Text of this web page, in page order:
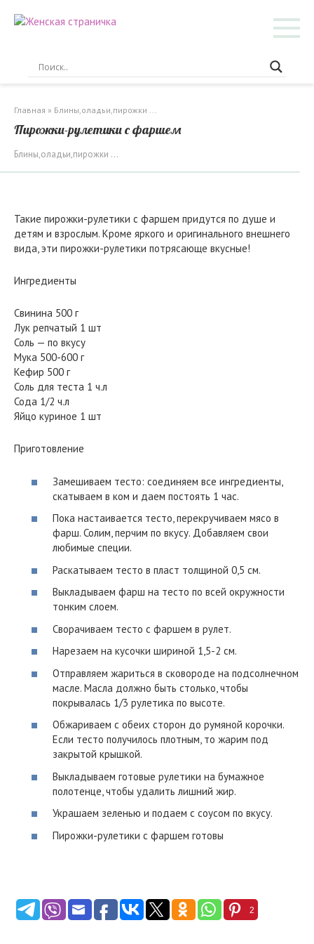
Главная » Блины,оладьи,пирожки ...
Пирожки-рулетики с фаршем
Блины,оладьи,пирожки ...
Такие пирожки-рулетики с фаршем придутся по душе и
детям и взрослым. Кроме яркого и оригинального внешнего
вида, эти пирожки-рулетики потрясающе вкусные!
Ингредиенты
Свинина 500 г
Лук репчатый 1 шт
Соль — по вкусу
Мука 500-600 г
Кефир 500 г
Соль для теста 1 ч.л
Сода 1/2 ч.л
Яйцо куриное 1 шт
Приготовление
Замешиваем тесто: соединяем все ингредиенты,
скатываем в ком и даем постоять 1 час.
Пока настаивается тесто, перекручиваем мясо в
фарш. Солим, перчим по вкусу. Добавляем свои
любимые специи.
Раскатываем тесто в пласт толщиной 0,5 см.
Выкладываем фарш на тесто по всей окружности
тонким слоем.
Сворачиваем тесто с фаршем в рулет.
Нарезаем на кусочки шириной 1,5-2 см.
Отправляем жариться в сковороде на подсолнечном
масле. Масла должно быть столько, чтобы
покрывалась 1/3 рулетика по высоте.
Обжариваем с обеих сторон до румяной корочки.
Если тесто получилось плотным, то жарим под
закрытой крышкой.
Выкладываем готовые рулетики на бумажное
полотенце, чтобы удалить лишний жир.
Украшаем зеленью и подаем с соусом по вкусу.
Пирожки-рулетики с фаршем готовы
2